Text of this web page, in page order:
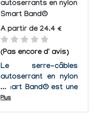
autoserrants en nylon
Smart Band®
A partir de 24.4 €
(Pas encore d' avis)
Le serre-câbles
autoserrant en nylon
Smart Band® est une
alternative parfaite à
Plus